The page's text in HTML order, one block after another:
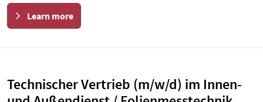
Learn more
Technischer Vertrieb (m/w/d) im Innen-